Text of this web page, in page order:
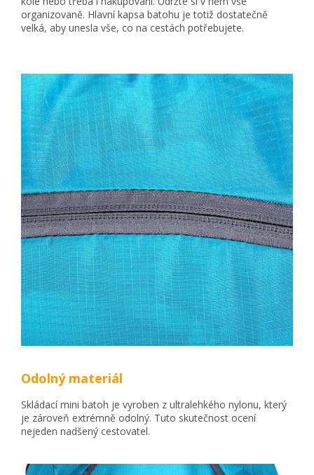
organizovaně. Hlavní kapsa batohu je totiž dostatečně
velká, aby unesla vše, co na cestách potřebujete.
Odolný materiál
Skládací mini batoh je vyroben z ultralehkého nylonu, který
je zároveň extrémně odolný. Tuto skutečnost ocení
nejeden nadšený cestovatel.